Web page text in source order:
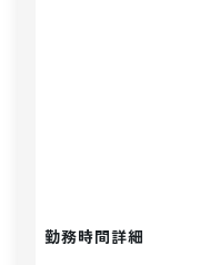
勤務時間詳細